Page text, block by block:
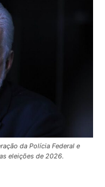
da Polícia Federal e
eleições de 2026.